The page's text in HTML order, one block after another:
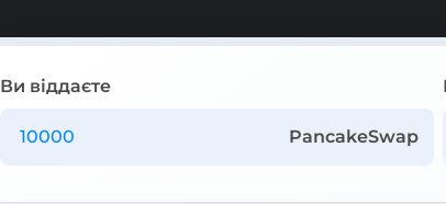
Ви віддаєте
PancakeSwap